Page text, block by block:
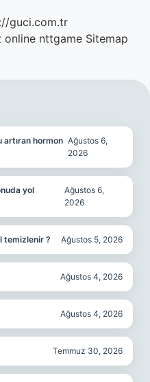
guci.com.tr
online nttgame Sitemap
hormon Ağustos 6,
2026
yol
Ağustos 6,
2026
temizlenir ? Ağustos 5, 2026
Ağustos 4, 2026
Ağustos 4, 2026
Temmuz 30, 2026